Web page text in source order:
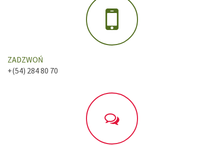
ZADZWOŃ
+(54) 284 80 70